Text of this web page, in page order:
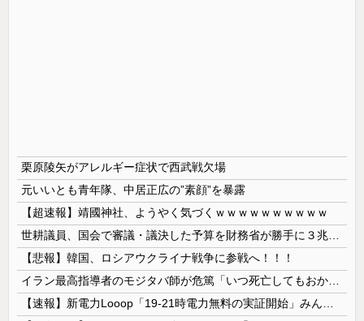
栗原陵矢がアレルギー症状で西武戦欠場
元いいとも青年隊、中居正広の”素顔”を暴露
【超速報】靖國神社、ようやく気づくｗｗｗｗｗｗｗｗｗｗ
【悲報】韓国、ロシアウクライナ戦争に参戦へ！！！